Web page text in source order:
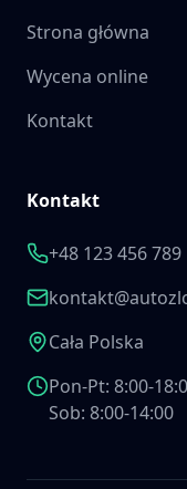
Strona główna
Wycena online
Kontakt
Kontakt
+48 123 456 789
Cała Polska
Pon-Pt: 8:00-
Sob: 8:00-14:00